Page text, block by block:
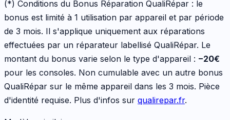
(*) Conditions du Bonus Réparation QualiRépar : le
bonus est limité à 1 utilisation par appareil et par période
de 3 mois. Il s'applique uniquement aux réparations
effectuées par un réparateur labellisé QualiRépar. Le
montant du bonus varie selon le type d'appareil : −20€
pour les consoles. Non cumulable avec un autre bonus
QualiRépar sur le même appareil dans les 3 mois. Pièce
d'identité requise. Plus d'infos sur qualirepar.fr.